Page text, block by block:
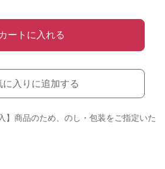
カートに入れる
に入りに追加する
】商品のため、のし・包装をご指定いた